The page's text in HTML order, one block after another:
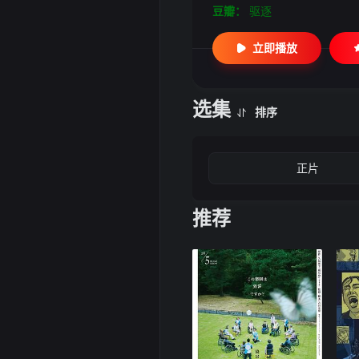
豆瓣： 驱逐
立即播放
选集 排序
正片
推荐